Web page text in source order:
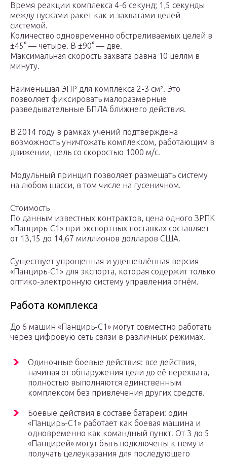
Время реакции комплекса 4-6 секунд; 1,5 секунды
между пусками ракет как и захватами целей
системой.
Количество одновременно обстреливаемых целей в
±45° — четыре. В ±90° — две.
Максимальная скорость захвата равна 10 целям в
минуту.
Наименьшая ЭПР для комплекса 2-3 см². Это
позволяет фиксировать малоразмерные
разведывательные БПЛА ближнего действия.
В 2014 году в рамках учений подтверждена
возможность уничтожать комплексом, работающим в
движении, цель со скоростью 1000 м/с.
Модульный принцип позволяет размещать систему
на любом шасси, в том числе на гусеничном.
Стоимость
По данным известных контрактов, цена одного ЗРПК
«Панцирь-С1» при экспортных поставках составляет
от 13,15 до 14,67 миллионов долларов США.
Существует упрощенная и удешевлённая версия
«Панцирь-С1» для экспорта, которая содержит только
оптико-электронную систему управления огнём.
Работа комплекса
До 6 машин «Панцирь-С1» могут совместно работать
через цифровую сеть связи в различных режимах.
Одиночные боевые действия: все действия,
начиная от обнаружения цели до её перехвата,
полностью выполняются единственным
комплексом без привлечения других средств.
Боевые действия в составе батареи: один
«Панцирь-С1» работает как боевая машина и
одновременно как командный пункт. От 3 до 5
«Панцирей» могут быть подключены к нему и
получать целеуказания для последующего